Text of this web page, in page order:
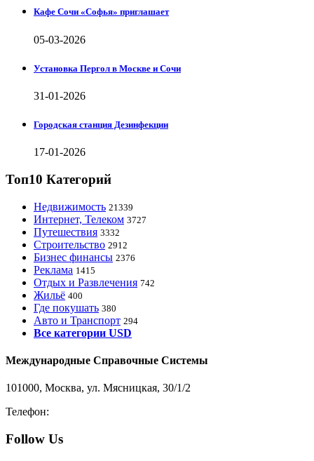
Кафе Сочи «Софья» приглашает
05-03-2026
Установка Пергол в Москве и Сочи
31-01-2026
Городская станция Дезинфекции
17-01-2026
Топ10 Категорий
Недвижимость 21339
Интернет, Телеком 3727
Путешествия 3332
Строительство 2912
Бизнес финансы 2376
Реклама 1415
Отдых и Развлечения 742
Жильё 400
Где покушать 380
Авто и Транспорт 294
Все категории USD
Международные Справочные Системы
101000, Москва, ул. Мясницкая, 30/1/2
Телефон:
Follow Us